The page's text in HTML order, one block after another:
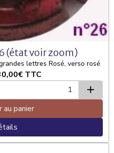
BILLECART n°26 (état voir zoom)
lettres Rosé, verso rosé
TTC
panier